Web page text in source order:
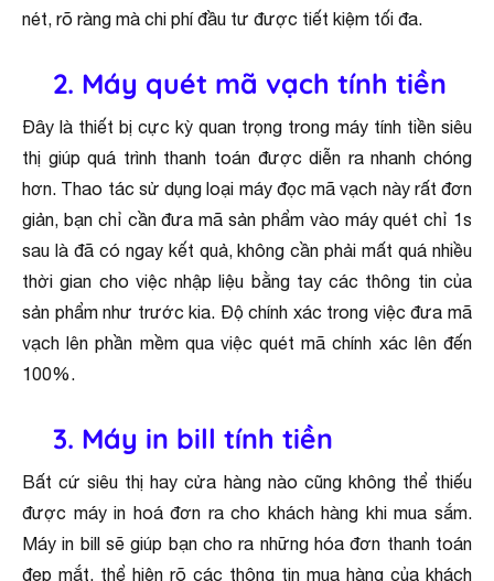
nét, rõ ràng mà chi phí đầu tư được tiết kiệm tối đa.
2. Máy quét mã vạch tính tiền
Đây là thiết bị cực kỳ quan trọng trong máy tính tiền siêu
thị giúp quá trình thanh toán được diễn ra nhanh chóng
hơn. Thao tác sử dụng loại máy đọc mã vạch này rất đơn
giản, bạn chỉ cần đưa mã sản phẩm vào máy quét chỉ 1s
sau là đã có ngay kết quả, không cần phải mất quá nhiều
thời gian cho việc nhập liệu bằng tay các thông tin của
sản phẩm như trước kia. Độ chính xác trong việc đưa mã
vạch lên phần mềm qua việc quét mã chính xác lên đến
100%.
3. Máy in bill tính tiền
Bất cứ siêu thị hay cửa hàng nào cũng không thể thiếu
được máy in hoá đơn ra cho khách hàng khi mua sắm.
Máy in bill sẽ giúp bạn cho ra những hóa đơn thanh toán
đẹp mắt, thể hiện rõ các thông tin mua hàng của khách